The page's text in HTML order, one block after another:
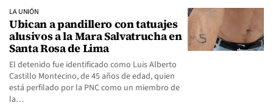
LA UNIÓN
Ubican a pandillero con tatuajes
alusivos a la Mara Salvatrucha en
Santa Rosa de Lima
El detenido fue identificado como Luis Alberto
Castillo Montecino, de 45 años de edad, quien
está perfilado por la PNC como un miembro de
la…